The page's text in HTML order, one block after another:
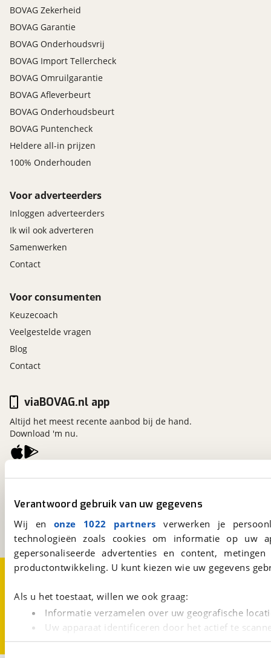
Verantwoord gebruik van uw gegevens
Wij en onze 1022 partners verwerken je
technologieën zoals cookies om informatie op
gepersonaliseerde advertenties en content,
productontwikkeling. U kunt kiezen wie uw gegevens
Als u het toestaat, willen we ook graag:
Informatie verzamelen over uw geografische
Uw apparaat identificeren door het actief te
Lees meer over hoe uw persoonlijke gegevens worden
BOVAG Zekerheid
BOVAG Garantie
BOVAG Onderhoudsvrij
BOVAG Import Tellercheck
BOVAG Omruilgarantie
BOVAG Afleverbeurt
BOVAG Onderhoudsbeurt
BOVAG Puntencheck
Heldere all-in prijzen
100% Onderhouden
Voor adverteerders
Inloggen adverteerders
Ik wil ook adverteren
Samenwerken
Contact
Voor consumenten
Keuzecoach
Veelgestelde vragen
Blog
Contact
viaBOVAG.nl
Kosterijland
3981 AJ Bunnik
Een initiatief van
BOVAG
viaBOVAG.nl app
Altijd het meest recente aanbod bij de hand.
Download 'm nu.
Over viaBOVAG.nlDisclaimer- en Privacyverklaring